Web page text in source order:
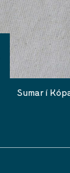
Sumar í